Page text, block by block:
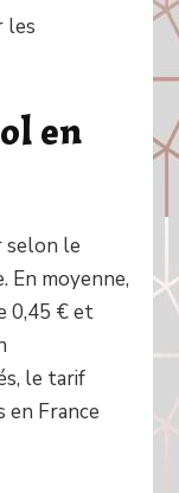
les
en
selon le
En moyenne,
0,45 € et
le tarif
en France